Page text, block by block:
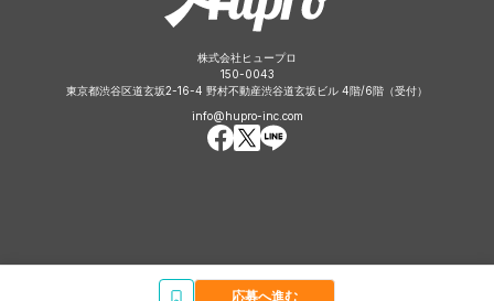
応募へ進む
株式会社ヒュープロ
150-0043
東京都渋谷区道玄坂2-16-4 野村不動産渋谷道玄坂ビル 4階/6階（受付）
info@hupro-inc.com